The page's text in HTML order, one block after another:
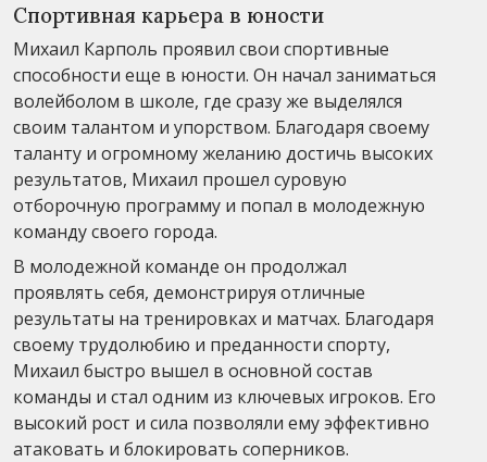
Спортивная карьера в юности
Михаил Карполь проявил свои спортивные
способности еще в юности. Он начал заниматься
волейболом в школе, где сразу же выделялся
своим талантом и упорством. Благодаря своему
таланту и огромному желанию достичь высоких
результатов, Михаил прошел суровую
отборочную программу и попал в молодежную
команду своего города.
В молодежной команде он продолжал
проявлять себя, демонстрируя отличные
результаты на тренировках и матчах. Благодаря
своему трудолюбию и преданности спорту,
Михаил быстро вышел в основной состав
команды и стал одним из ключевых игроков. Его
высокий рост и сила позволяли ему эффективно
атаковать и блокировать соперников.